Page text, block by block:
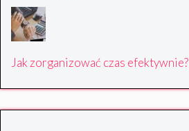
Jak zorganizować czas efektywnie?